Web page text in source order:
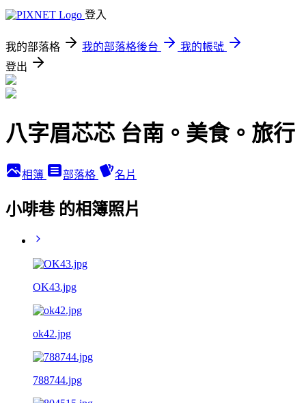
登入
我的部落格 我的部落格後台
我的帳號
登出
八字眉芯芯 台南。美食。旅行
相簿 部落格 名片
小啡巷 的相簿照片
OK43.jpg
ok42.jpg
788744.jpg